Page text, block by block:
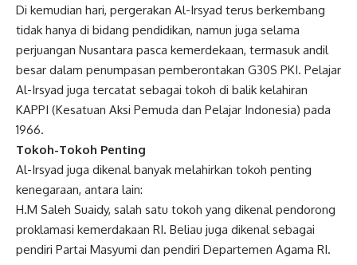
Di kemudian hari, pergerakan Al-Irsyad terus berkembang
tidak hanya di bidang pendidikan, namun juga selama
perjuangan Nusantara pasca kemerdekaan, termasuk andil
besar dalam penumpasan pemberontakan G30S PKI. Pelajar
Al-Irsyad juga tercatat sebagai tokoh di balik kelahiran
KAPPI (Kesatuan Aksi Pemuda dan Pelajar Indonesia) pada
1966.
Tokoh-Tokoh Penting
Al-Irsyad juga dikenal banyak melahirkan tokoh penting
kenegaraan, antara lain:
H.M Saleh Suaidy, salah satu tokoh yang dikenal pendorong
proklamasi kemerdakaan RI. Beliau juga dikenal sebagai
pendiri Partai Masyumi dan pendiri Departemen Agama RI.